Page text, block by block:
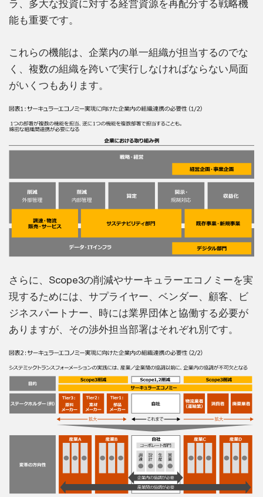
ラ、多大な投資に対する経営資源を再配分する戦略機
能も重要です。
これらの機能は、企業内の単一組織が担当するのでな
く、複数の組織を跨いで実行しなければならない局面
がいくつもあります。
さらに、Scope3の削減やサーキュラーエコノミーを実
現するためには、サプライヤー、ベンダー、顧客、ビ
ジネスパートナー、時には業界団体と協働する必要が
ありますが、その渉外担当部署はそれぞれ別です。